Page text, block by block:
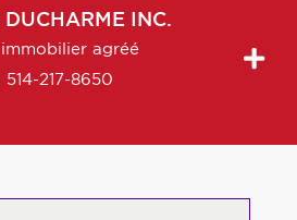
DUCHARME INC.
agréé
514-217-8650